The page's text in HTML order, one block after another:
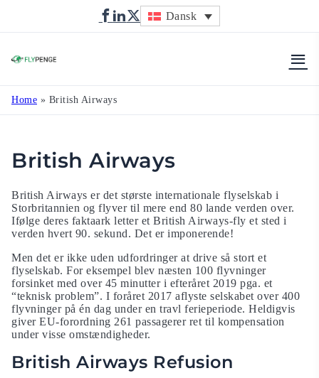
Dansk
Home » British Airways
British Airways
British Airways er det største internationale flyselskab i
Storbritannien og flyver til mere end 80 lande verden over.
Ifølge deres faktaark letter et British Airways-fly et sted i
verden hvert 90. sekund. Det er imponerende!
Men det er ikke uden udfordringer at drive så stort et
flyselskab. For eksempel blev næsten 100 flyvninger
forsinket med over 45 minutter i efteråret 2019 pga. et
“teknisk problem”. I foråret 2017 aflyste selskabet over 400
flyvninger på én dag under en travl ferieperiode. Heldigvis
giver EU-forordning 261 passagerer ret til kompensation
under visse omstændigheder.
British Airways Refusion